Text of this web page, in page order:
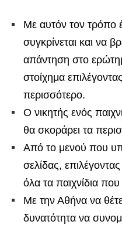
Με αυτόν τον τρόπο
συγκρίνεται και να
απάντηση στο
στοίχημα
περισσότερο.
Ο νικητής ενός
θα σκοράρει τα
Από το μενού που
σελίδας,
όλα τα παιχνίδια που
Με την Αθήνα να
δυνατότητα να